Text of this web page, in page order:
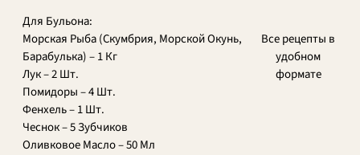
Для Бульона:
Морская Рыба (Скумбрия, Морской Окунь,
Барабулька) – 1 Кг
Лук – 2 Шт.
Помидоры – 4 Шт.
Фенхель – 1 Шт.
Чеснок – 5 Зубчиков
Оливковое Масло – 50 Мл
Все рецепты в
удобном
формате